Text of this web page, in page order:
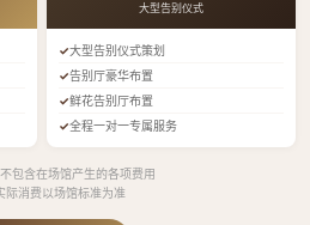
大型告别仪式
大型告别仪式策划
告别厅豪华布置
鲜花告别厅布置
全程一对一专属服务
包含在场馆产生的各项费用
际消费以场馆标准为准